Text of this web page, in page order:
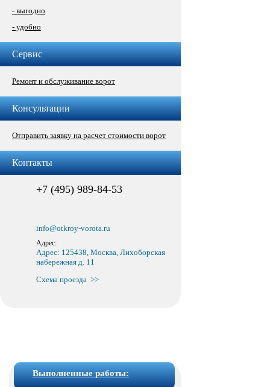
- выгодно
- удобно
Сервис
Ремонт и обслуживание ворот
Консультации
Отправить заявку на расчет стоимости ворот
Контакты
+7 (495) 989-84-53
info@otkroy-vorota.ru
Адрес:
Адрес: 125438, Москва, Лихоборская
набережная д. 11
Схема проезда >>
Выполненные работы: